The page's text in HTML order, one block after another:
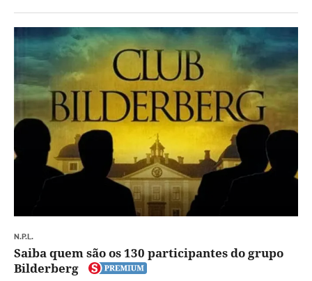
N.P.L.
Saiba quem são os 130 participantes do grupo
Bilderberg